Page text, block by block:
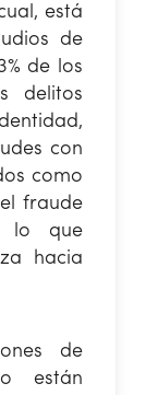
está
de
de los
delitos
con
como
fraude
lo que
hacia
de
están